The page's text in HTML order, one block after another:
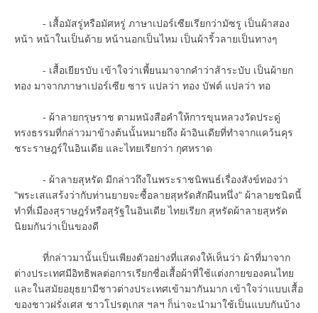
- เสื้อมัสรู่หรือมัศหรู่ ภาษาเปอร์เซียเรียกว่ามัซรู เป็นผ้าสอง
หน้า หน้าในเป็นด้าย หน้านอกเป็นไหม เป็นผ้าริ้วลายเป็นทางๆ
- เสื้อเยียรบับ เข้าใจว่าเพี้ยนมาจากคำว่าส้าระบับ เป็นผ้ายก
ทอง มาจากภาษาเปอร์เซีย ซาร แปลว่า ทอง บัฟต์ แปลว่า ทอ
- ผ้าลายกรุษราช ตามหนังสือคำให้การขุนหลวงวัดประดู่
ทรงธรรมที่กล่าวมาข้างต้นนั้นหมายถึง ผ้าอินเดียที่ทำจากแคว้นคุร
ชระราษฎร์ในอินเดีย และไทยเรียกว่า กุศหราด
- ผ้าลายสุหรัด มีกล่าวถึงในพระราชนิพนธ์เรื่องสังข์ทองว่า
"พระเสแสร้งว่ากับท่านยายจะซื้อลายสุหรัดสักผืนหนึ่ง" ผ้าลายชนิดนี้
ทำที่เมืองสุราษฎร์หรือสุรัฐในอินเดีย ไทยเรียก สุหรัดผ้าลายสุหรัด
นิยมกันว่าเป็นของดี
ที่กล่าวมานั้นเป็นเพียงตัวอย่างที่แสดงให้เห็นว่า ผ้าที่มาจาก
ต่างประเทศมีอิทธิพลต่อการเรียกชื่อเสื้อผ้าที่ใช้แต่งกายของคนไทย
และในสมัยอยุธยามีชาวต่างประเทศเข้ามากันมาก เข้าใจว่าแบบเสื้อ
ของชาวฝรั่งเศส ชาวโปรตุเกส ฯลฯ ก็น่าจะนำมาใช้เป็นแบบกันบ้าง